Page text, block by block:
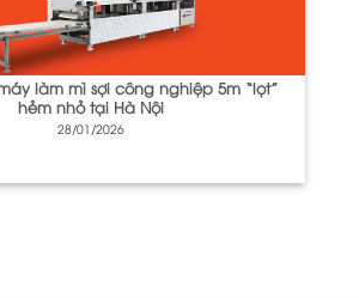
làm mì sợi công nghiệp 5m “lọt”
hẻm nhỏ tại Hà Nội
28/01/2026